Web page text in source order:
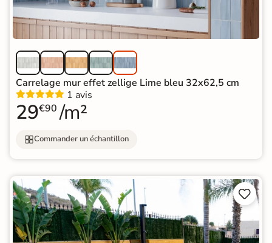
Carrelage mur effet zellige Lime bleu 32x62,5 cm
1 avis
29€90 /m²
Commander un échantillon

